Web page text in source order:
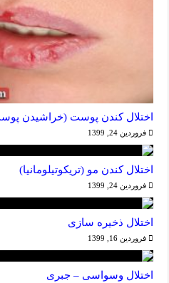
اختلال کندن پوست (خراشیدن
فروردین 24, 1399
اختلال کندن مو (تریکوتیلومانیا)
فروردین 24, 1399
اختلال ذخیره سازی
فروردین 16, 1399
اختلال وسواسی – جبری